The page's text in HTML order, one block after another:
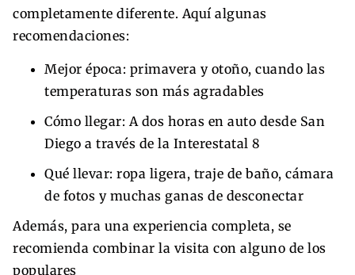
completamente diferente. Aquí algunas
recomendaciones:
Mejor época: primavera y otoño, cuando las
temperaturas son más agradables
Cómo llegar: A dos horas en auto desde San
Diego a través de la Interestatal 8
Qué llevar: ropa ligera, traje de baño, cámara
de fotos y muchas ganas de desconectar
Además, para una experiencia completa, se
recomienda combinar la visita con alguno de los
populares